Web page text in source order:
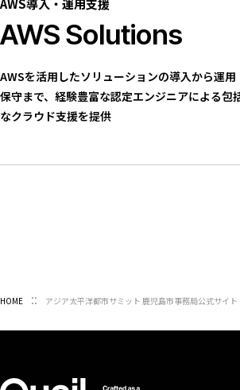
AWS導入・運用支援
AWS Solutions
AWSを活用したソリューションの導入から運用
保守まで、経験豊富な認定エンジニアによる包
なクラウド支援を提供
HOME アジア太平洋都市サミット 鹿児島市事務局公式サイト